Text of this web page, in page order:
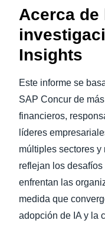
Acerca de
Insights
Este informe se
SAP Concur de
financieros,
líderes
múltiples sectores
reflejan los
enfrentan las
medida que
adopción de IA y la